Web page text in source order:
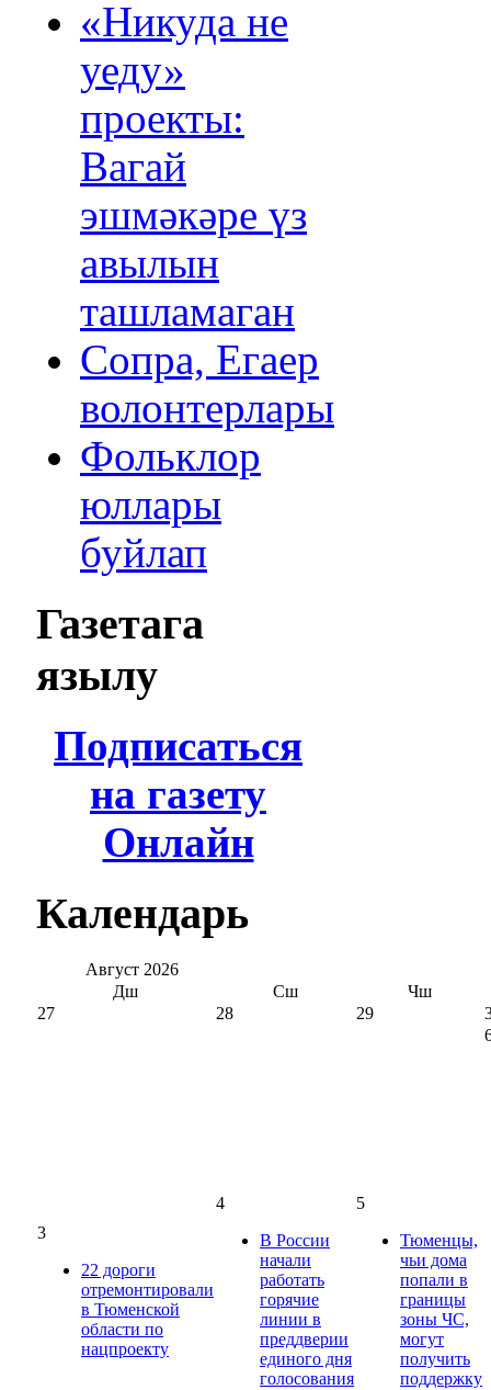
«Никуда не
уеду»
проекты:
Вагай
эшмәкәре үз
авылын
ташламаган
Сопра, Егаер
волонтерлары
Фольклор
юллары
буйлап
Газетага
язылу
Подписаться
на газету
Онлайн
Календарь
Август 2026
Дш
Сш
Чш
27
28 29
3
22 дороги
отремонтировали
в Тюменской
области по
нацпроекту
4
В России
начали
работать
горячие
линии в
преддверии
единого дня
голосования
5
Тюменцы,
чьи дома
попали в
границы
зоны ЧС,
могут
получить
поддержку